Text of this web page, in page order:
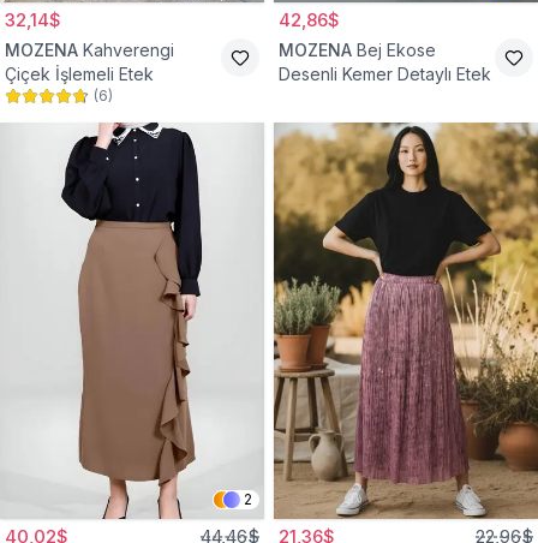
32,14$
MOZENA Kahverengi
Çiçek İşlemeli Etek
(6)
42,86$
MOZENA Bej Ekose
Desenli Kemer Detaylı Etek
2
40,02$ 44,46$ 21,36$ 22,96$